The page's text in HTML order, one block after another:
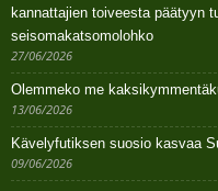
kannattajien toiveesta päätyyn
seisomakatsomolohko
27/06/2026
Olemmeko me
13/06/2026
Kävelyfutiksen suosio kasvaa
09/06/2026